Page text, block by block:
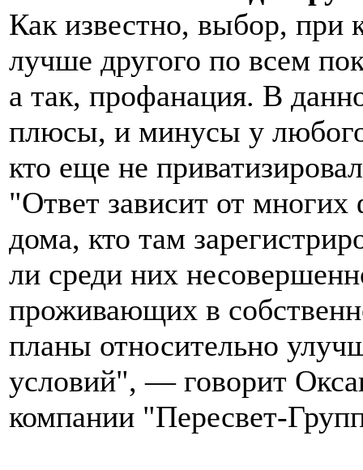
Как известно, выбор, при
лучше другого по всем
а так, профанация. В
плюсы, и минусы у
кто еще не
"Ответ зависит от многих
дома, кто там
ли среди них
проживающих в
планы относительно
условий", — говорит
компании "Пересвет-